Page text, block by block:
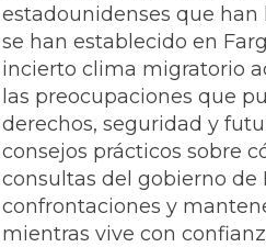
estadounidenses que
se han establecido en
incierto clima migratorio
las preocupaciones que
derechos, seguridad y
consejos prácticos sobre
consultas del gobierno de
confrontaciones y
mientras vive con